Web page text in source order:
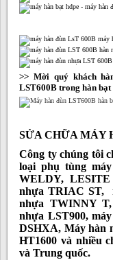
>> Mời quý khách
LST600B trong hàn bạt
SỬA CHỮA MÁY
Công ty chúng tôi
loại phụ tùng
WELDY,
nhựa TRIAC ST,
nhựa TWINNY
nhựa LST900,
DSHXA, Máy hàn
HT1600 và nhiều
và Trung quốc.